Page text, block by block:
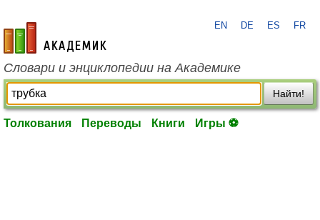
academic.ru
EN DE ES FR
Словари и энциклопедии на Академике
Найти!
Толкования Переводы Книги Игры ⚽